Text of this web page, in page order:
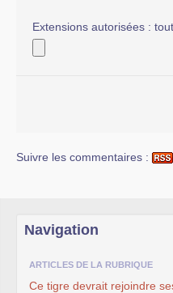
Extensions autorisées :
Suivre les commentaires :
Navigation
ARTICLES DE LA RUBRIQUE
Ce tigre devrait rejoindre